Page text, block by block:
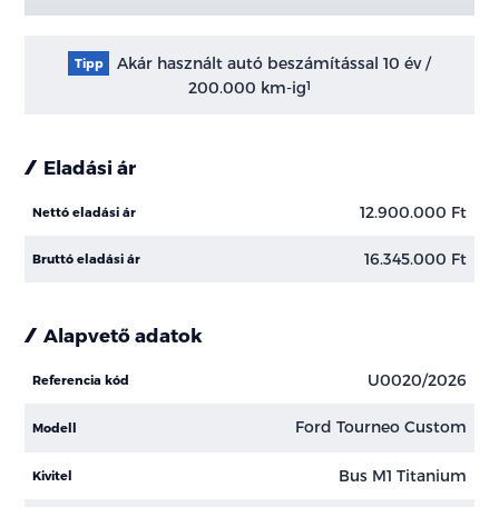
Tipp
Akár használt autó beszámítással 10 év /
200.000 km-ig1
Eladási ár
Nettó eladási ár 12.900.000 Ft
Bruttó eladási ár 16.345.000 Ft
Alapvető adatok
Referencia kód U0020/2026
Modell Ford Tourneo Custom
Kivitel Bus M1 Titanium